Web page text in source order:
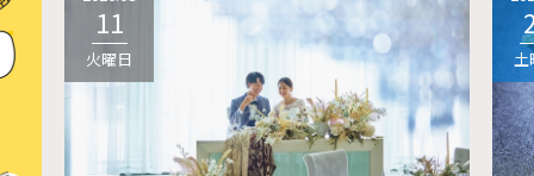
11
火曜日 土